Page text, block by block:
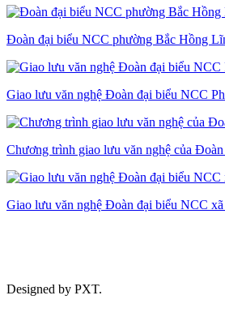
QĐ số 18/QĐ-DDNCC&BTXH
Công khai số liệu dự toán ngân sách năm
Thời gian đăng: 30/03/2026
lượt xem: 98 | lượt tải:58
QĐ 25/QĐ-DDNCC_BTXH;
Công khai dự toán
Thời gian đăng: 08/03/2026
Công khai số liệu dự toán năm 2026
Đoàn đại biểu NCC phường Bắc Hồng
Giao lưu văn nghệ Đoàn đại biểu NCC
Chương trình giao lưu văn nghệ của
Giao lưu văn nghệ Đoàn đại biểu NCC
Designed by PXT.